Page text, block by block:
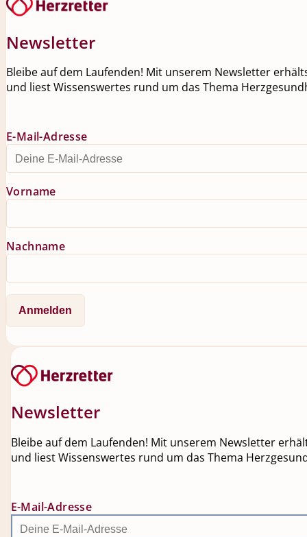
Newsletter
Bleibe auf dem Laufenden! Mit unserem Newsletter
und liest Wissenswertes rund um das Thema
E-Mail-Adresse
Vorname
Nachname
Newsletter
Bleibe auf dem Laufenden! Mit unserem Newsletter
und liest Wissenswertes rund um das Thema
E-Mail-Adresse